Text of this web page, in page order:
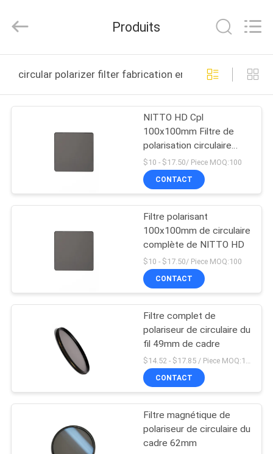
PRODUITS
NOUS
D'USINE
CONTRÔLE
QUALITÉ
NOUS
DEMANDEZ
Technology
Reserved.
Produits
circular polarizer filter fabrication en ligne
NITTO HD Cpl
100x100mm Filtre de
polarisation circulaire
avec filtre CPL carré
$10 - $17.50/ Piece MOQ:100
CONTACT
Filtre polarisant
100x100mm de circulaire
complète de NITTO HD
$10 - $17.50/ Piece MOQ:100
CONTACT
Filtre complet de
polariseur de circulaire du
fil 49mm de cadre
CONTACT
Filtre magnétique de
polariseur de circulaire du
cadre 62mm